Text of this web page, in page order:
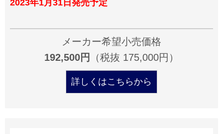
2023年1月31日発売予定
メーカー希望小売価格
192,500円
（税抜 175,000円）
詳しくはこちらから